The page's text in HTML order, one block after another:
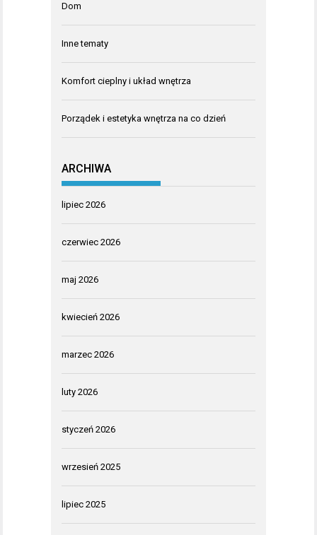
Dom
Inne tematy
Komfort cieplny i układ wnętrza
Porządek i estetyka wnętrza na co dzień
ARCHIWA
lipiec 2026
czerwiec 2026
maj 2026
kwiecień 2026
marzec 2026
luty 2026
styczeń 2026
wrzesień 2025
lipiec 2025